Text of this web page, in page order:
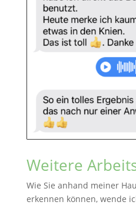
Weitere
Wie Sie anhand meiner
erkennen können, wende